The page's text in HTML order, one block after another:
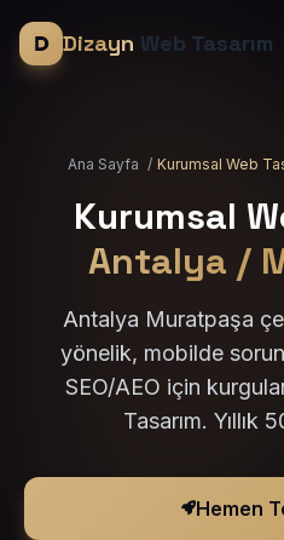
Dizayn Web Tasarım
Ana Sayfa / Kurumsal Web
Kurumsal
Antalya /
Antalya Muratpaşa
yönelik, mobilde
SEO/AEO için
Tasarım. Yıllık
Hemen